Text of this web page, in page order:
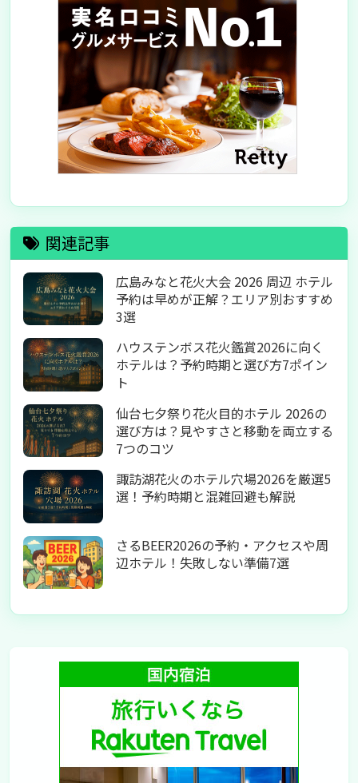
関連記事
広島みなと花火大会 2026 周辺 ホテル
予約は早めが正解？エリア別おすすめ
3選
ハウステンボス花火鑑賞2026に向く
ホテルは？予約時期と選び方7ポイン
ト
仙台七夕祭り花火目的ホテル 2026の
選び方は？見やすさと移動を両立する
7つのコツ
諏訪湖花火のホテル穴場2026を厳選5
選！予約時期と混雑回避も解説
さるBEER2026の予約・アクセスや周
辺ホテル！失敗しない準備7選